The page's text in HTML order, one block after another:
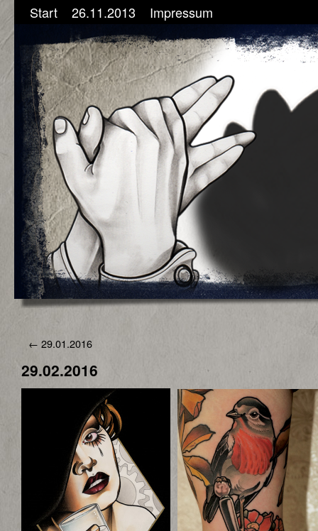
Start 26.11.2013 Impressum
← 29.01.2016
29.02.2016